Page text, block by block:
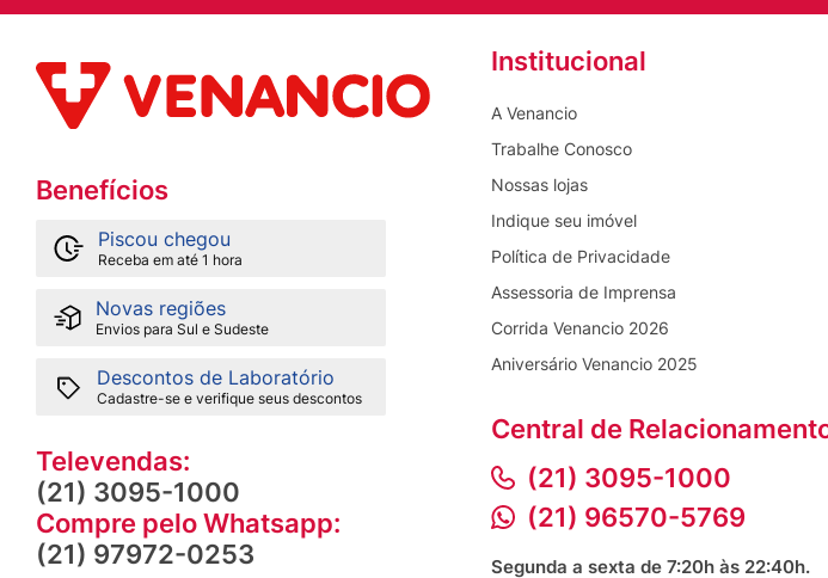
Benefícios
Piscou chegou
Receba em até 1 hora
Novas regiões
Envios para Sul e Sudeste
Descontos de Laboratório
Cadastre-se e verifique seus descontos
Televendas:
(21) 3095-1000
Compre pelo Whatsapp:
(21) 97972-0253
Institucional
A Venancio
Trabalhe Conosco
Nossas lojas
Indique seu imóvel
Política de Privacidade
Assessoria de Imprensa
Corrida Venancio 2026
Aniversário Venancio 2025
Central de
(21) 3095-1000
(21) 96570-5769
Segunda a sexta de 7:20h às 22:40h.